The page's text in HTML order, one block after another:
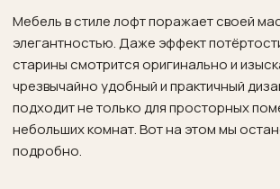
Мебель в стиле лофт поражает своей
элегантностью. Даже эффект
старины смотрится оригинально и
чрезвычайно удобный и практичный
подходит не только для просторных
небольших комнат. Вот на этом мы
подробно.